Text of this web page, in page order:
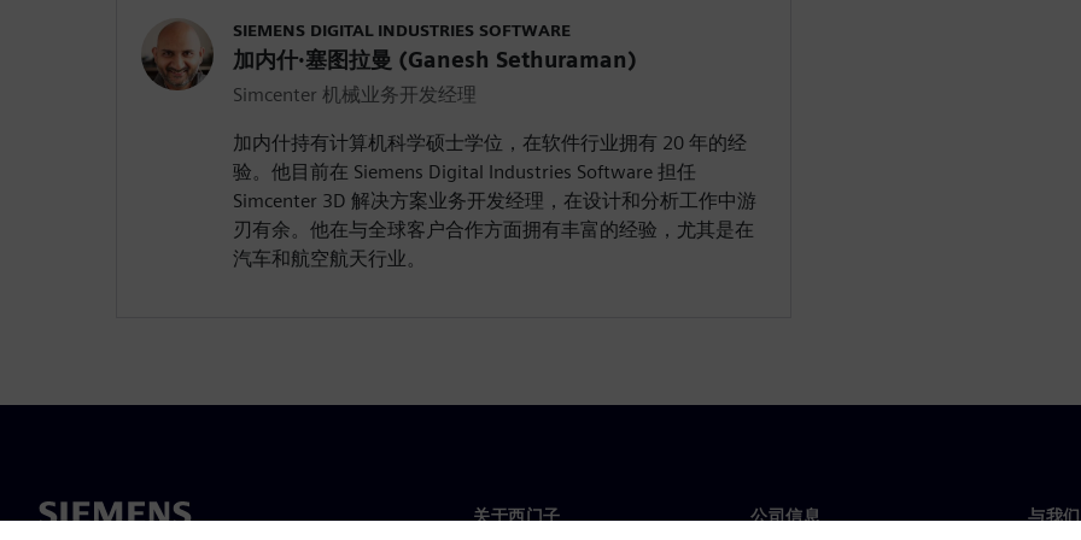
SIEMENS DIGITAL INDUSTRIES SOFTWARE
加内什·塞图拉曼 (Ganesh Sethuraman)
Simcenter 机械业务开发经理
加内什持有计算机科学硕士学位，在软件行业拥有 20 年的经
验。他目前在 Siemens Digital Industries Software 担任
Simcenter 3D 解决方案业务开发经理，在设计和分析工作中游
刃有余。他在与全球客户合作方面拥有丰富的经验，尤其是在
汽车和航空航天行业。
关于西门子 公司信息 与我